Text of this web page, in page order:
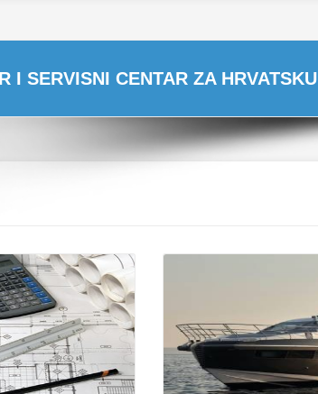
I SERVISNI CENTAR ZA HRVATSKU